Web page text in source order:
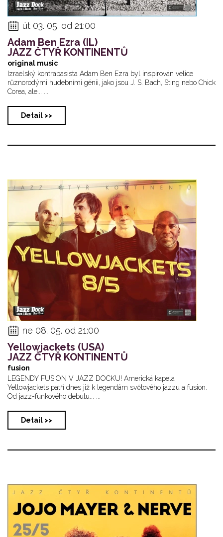
út 03. 05. od 21:00
Adam Ben Ezra (IL)
JAZZ ČTYŘ KONTINENTŮ
original music
Izraelský kontrabasista Adam Ben Ezra byl inspirován velice
různorodými hudebními génii, jako jsou J. S. Bach, Sting nebo Chick
Corea, ale... ...
Detail >>
ne 08. 05. od 21:00
Yellowjackets (USA)
JAZZ ČTYŘ KONTINENTŮ
fusion
LEGENDY FUSION V JAZZ DOCKU! Americká kapela
Yellowjackets patří dnes již k legendám světového jazzu a fusion.
Od jazz-funkového debutu... ...
Detail >>